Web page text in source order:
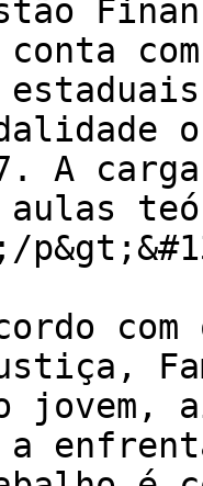
conta
A
aulas
jovem,
a